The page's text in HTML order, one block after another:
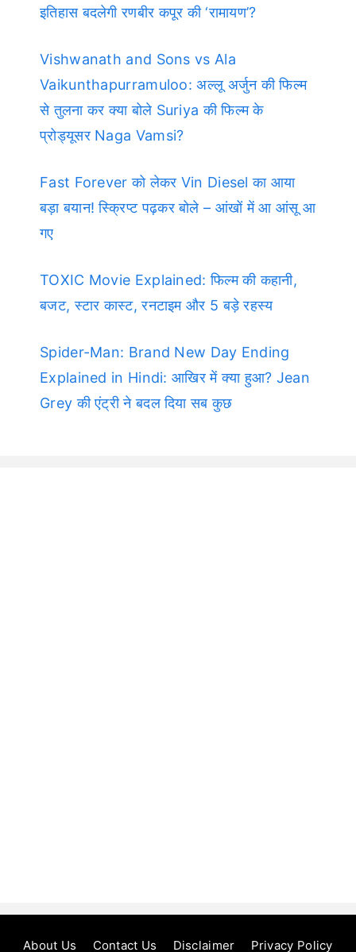
इतिहास बदलेगी रणबीर कपूर की ‘रामायण’?
Vishwanath and Sons vs Ala
Vaikunthapurramuloo: अल्लू अर्जुन की फिल्म
से तुलना कर क्या बोले Suriya की फिल्म के
प्रोड्यूसर Naga Vamsi?
Fast Forever को लेकर Vin Diesel का आया
बड़ा बयान! स्क्रिप्ट पढ़कर बोले – आंखों में आ आंसू आ
गए
TOXIC Movie Explained: फिल्म की कहानी,
बजट, स्टार कास्ट, रनटाइम और 5 बड़े रहस्य
Spider-Man: Brand New Day Ending
Explained in Hindi: आखिर में क्या हुआ? Jean
Grey की एंट्री ने बदल दिया सब कुछ
About Us Contact Us Disclaimer Privacy Policy